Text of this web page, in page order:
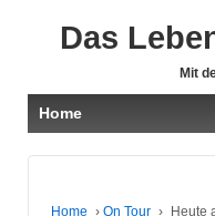
Das
Mit
Home
Home › On Tour › Heute